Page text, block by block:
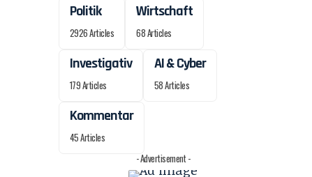
Politik
2926 Articles
Wirtschaft
68 Articles
Investigativ
179 Articles
AI & Cyber
58 Articles
Kommentar
45 Articles
- Advertisement -